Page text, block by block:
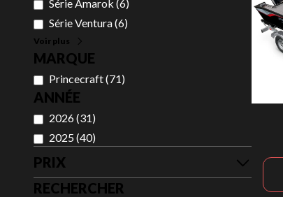
Série Amarok (6)
Série Ventura(6)
Voir plus
MARQUE
Princecraft(71)
ANNÉE
2026(31)
2025 (40)
PRIX
RECHERCHER